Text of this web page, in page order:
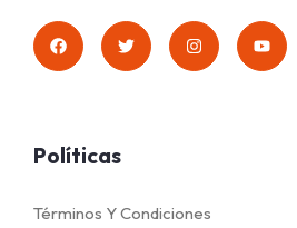
Políticas
Términos Y Condiciones